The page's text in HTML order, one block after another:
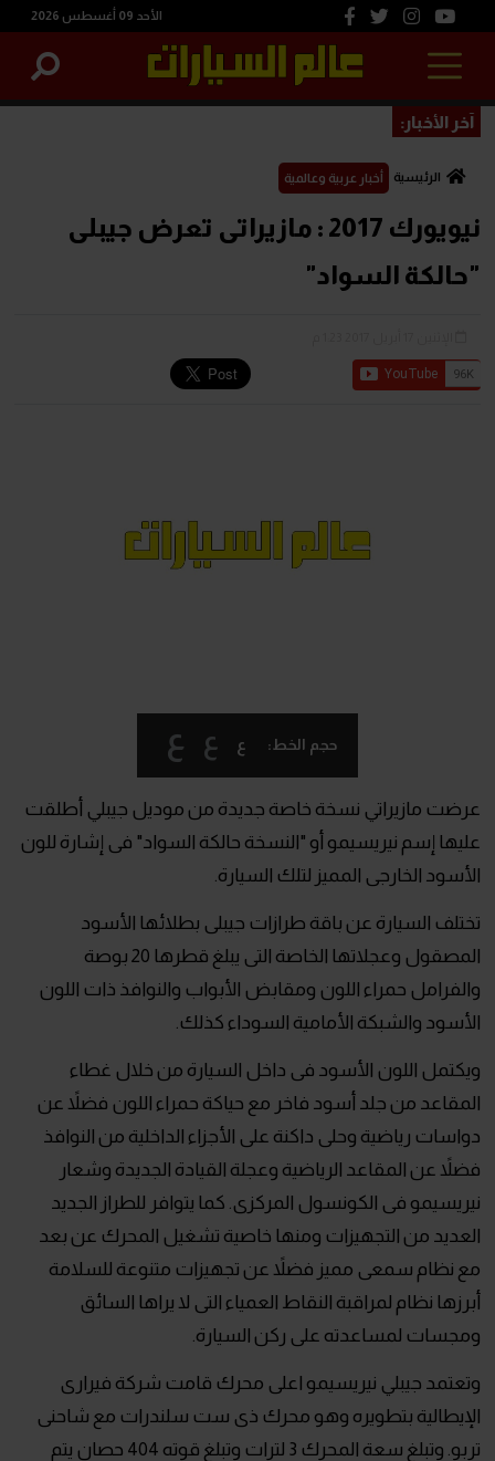
الأحد 09 أغسطس 2026
آخر الأخبار:
الرئيسية أخبار عربية وعالمية
نيويورك 2017 : مازيراتى تعرض جيبلى
"حالكة السواد"
حجم الخط: ع ع ع
عرضت مازيراتي نسخة خاصة جديدة من موديل جيبلي أطلقت
عليها إسم نيريسيمو أو "النسخة حالكة السواد" فى إشارة للون
الأسود الخارجى المميز لتلك السيارة.
تختلف السيارة عن باقة طرازات جيبلى بطلائها الأسود
المصقول وعجلاتها الخاصة التى يبلغ قطرها 20 بوصة
والفرامل حمراء اللون ومقابض الأبواب والنوافذ ذات اللون
الأسود والشبكة الأمامية السوداء كذلك.
ويكتمل اللون الأسود فى داخل السيارة من خلال غطاء
المقاعد من جلد أسود فاخر مع حياكة حمراء اللون فضلاً عن
دواسات رياضية وحلى داكنة على الأجزاء الداخلية من النوافذ
فضلاً عن المقاعد الرياضية وعجلة القيادة الجديدة وشعار
نيريسيمو فى الكونسول المركزى. كما يتوافر للطراز الجديد
العديد من التجهيزات ومنها خاصية تشغيل المحرك عن بعد
مع نظام سمعى مميز فضلاً عن تجهيزات متنوعة للسلامة
أبرزها نظام لمراقبة النقاط العمياء التى لا يراها السائق
ومجسات لمساعدته على ركن السيارة.
وتعتمد جيبلي نيريسيمو اعلى محرك قامت شركة فيرارى
الإيطالية بتطويره وهو محرك ذى ست سلندرات مع شاحنى
تربو. وتبلغ سعة المحرك 3 لترات وتبلغ قوته 404 حصان يتم